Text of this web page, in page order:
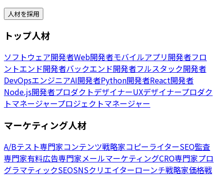
人材を採用
トップ人材
ソフトウェア開発者Web開発者モバイルアプリ開発者フロ
ントエンド開発者バックエンド開発者フルスタック開発者
DevOpsエンジニアAI開発者Python開発者React開発者
Node.js開発者プロダクトデザイナーUXデザイナープロダク
トマネージャープロジェクトマネージャー
マーケティング人材
A/Bテスト専門家コンテンツ戦略家コピーライターSEO監査
専門家有料広告専門家メールマーケティングCRO専門家プロ
グラマティックSEOSNSクリエイターローンチ戦略家価格戦